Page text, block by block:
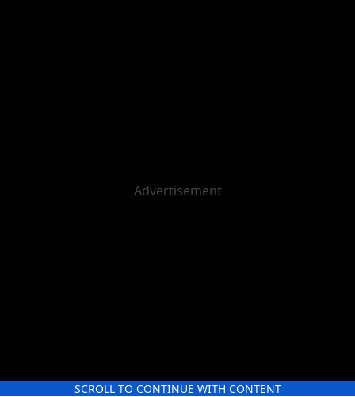
SCROLL TO CONTINUE WITH CONTENT